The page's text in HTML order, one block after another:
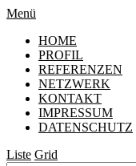
Menü
HOME
PROFIL
REFERENZEN
NETZWERK
KONTAKT
IMPRESSUM
DATENSCHUTZ
Liste Grid